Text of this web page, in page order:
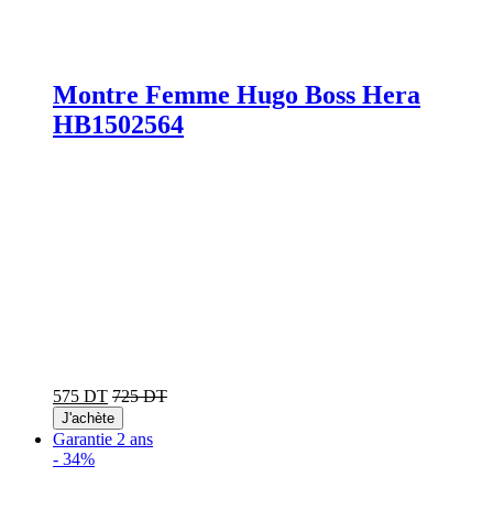
Montre Femme Hugo Boss Hera
HB1502564
575 DT 725 DT
J'achète
Garantie 2 ans
- 34%